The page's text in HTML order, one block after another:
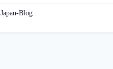
Japan-Blog